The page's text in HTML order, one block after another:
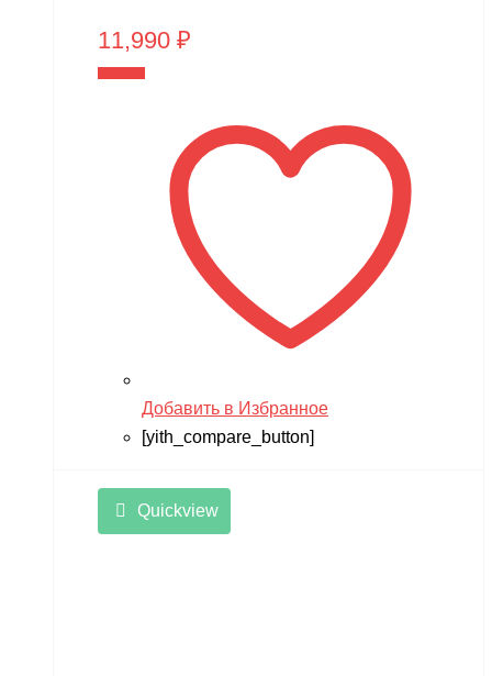
11,990 ₽
Добавить в Избранное
[yith_compare_button]
Quickview